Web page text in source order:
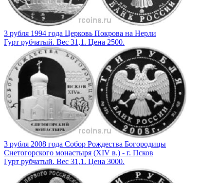
3 рубля 1994 года Церковь Покрова на Нерли
Гурт рубчатый. Вес 31,1. Цена 2500.
3 рубля 2008 года Собор Рождества Богородицы
Снетогорского монастыря (XIV в.) - г. Псков
Гурт рубчатый. Вес 31,1. Цена 3000.